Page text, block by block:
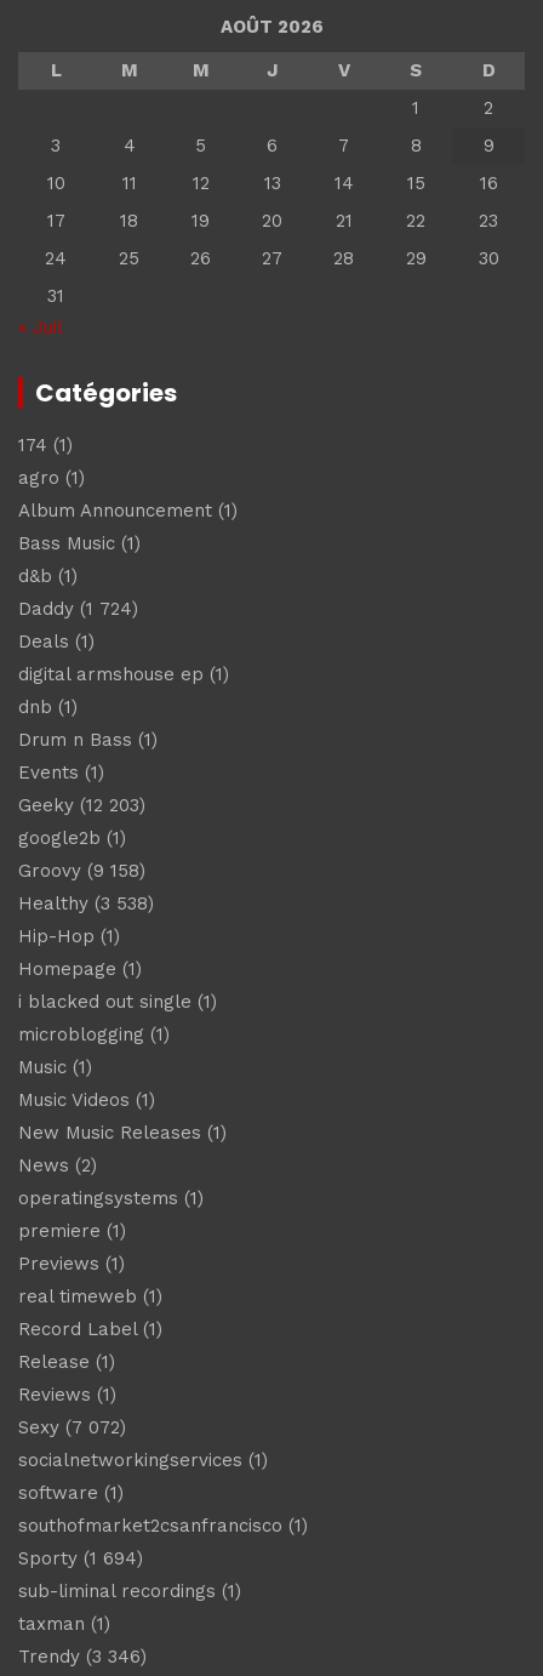
AOÛT 2026
L
M M J V S
D
1
2
3
4 5 6 7 8
9
10
11 12 13 14 15
16
17
18 19 20 21 22
23
24
25 26 27 28 29
30
31
« Juil
Catégories
174 (1)
agro (1)
Album Announcement (1)
Bass Music (1)
d&b (1)
Daddy (1 724)
Deals (1)
digital armshouse ep (1)
dnb (1)
Drum n Bass (1)
Events (1)
Geeky (12 203)
google2b (1)
Groovy (9 158)
Healthy (3 538)
Hip-Hop (1)
Homepage (1)
i blacked out single (1)
microblogging (1)
Music (1)
Music Videos (1)
New Music Releases (1)
News (2)
operatingsystems (1)
premiere (1)
Previews (1)
real timeweb (1)
Record Label(1)
Release (1)
Reviews (1)
Sexy (7 072)
socialnetworkingservices (1)
software (1)
southofmarket2csanfrancisco (1)
Sporty (1 694)
sub-liminal recordings (1)
taxman (1)
Trendy (3 346)